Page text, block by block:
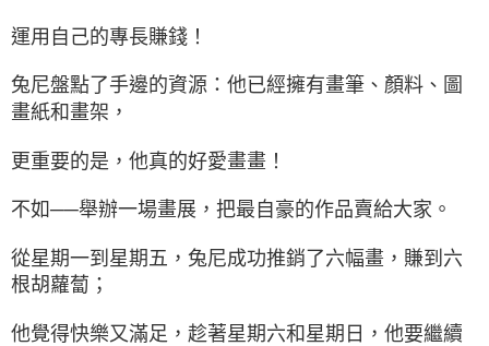
運用自己的專長賺錢！
兔尼盤點了手邊的資源：他已經擁有畫筆、顏料、圖
畫紙和畫架，
更重要的是，他真的好愛畫畫！
不如──舉辦一場畫展，把最自豪的作品賣給大家。
從星期一到星期五，兔尼成功推銷了六幅畫，賺到六
根胡蘿蔔；
他覺得快樂又滿足，趁著星期六和星期日，他要繼續